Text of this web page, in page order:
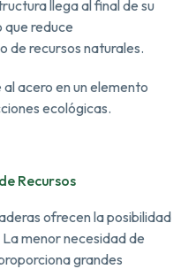
llega al final de su
que reduce
de recursos naturales.
acero en un elemento
ecológicas.
Recursos
ofrecen la posibilidad
menor necesidad de
grandes